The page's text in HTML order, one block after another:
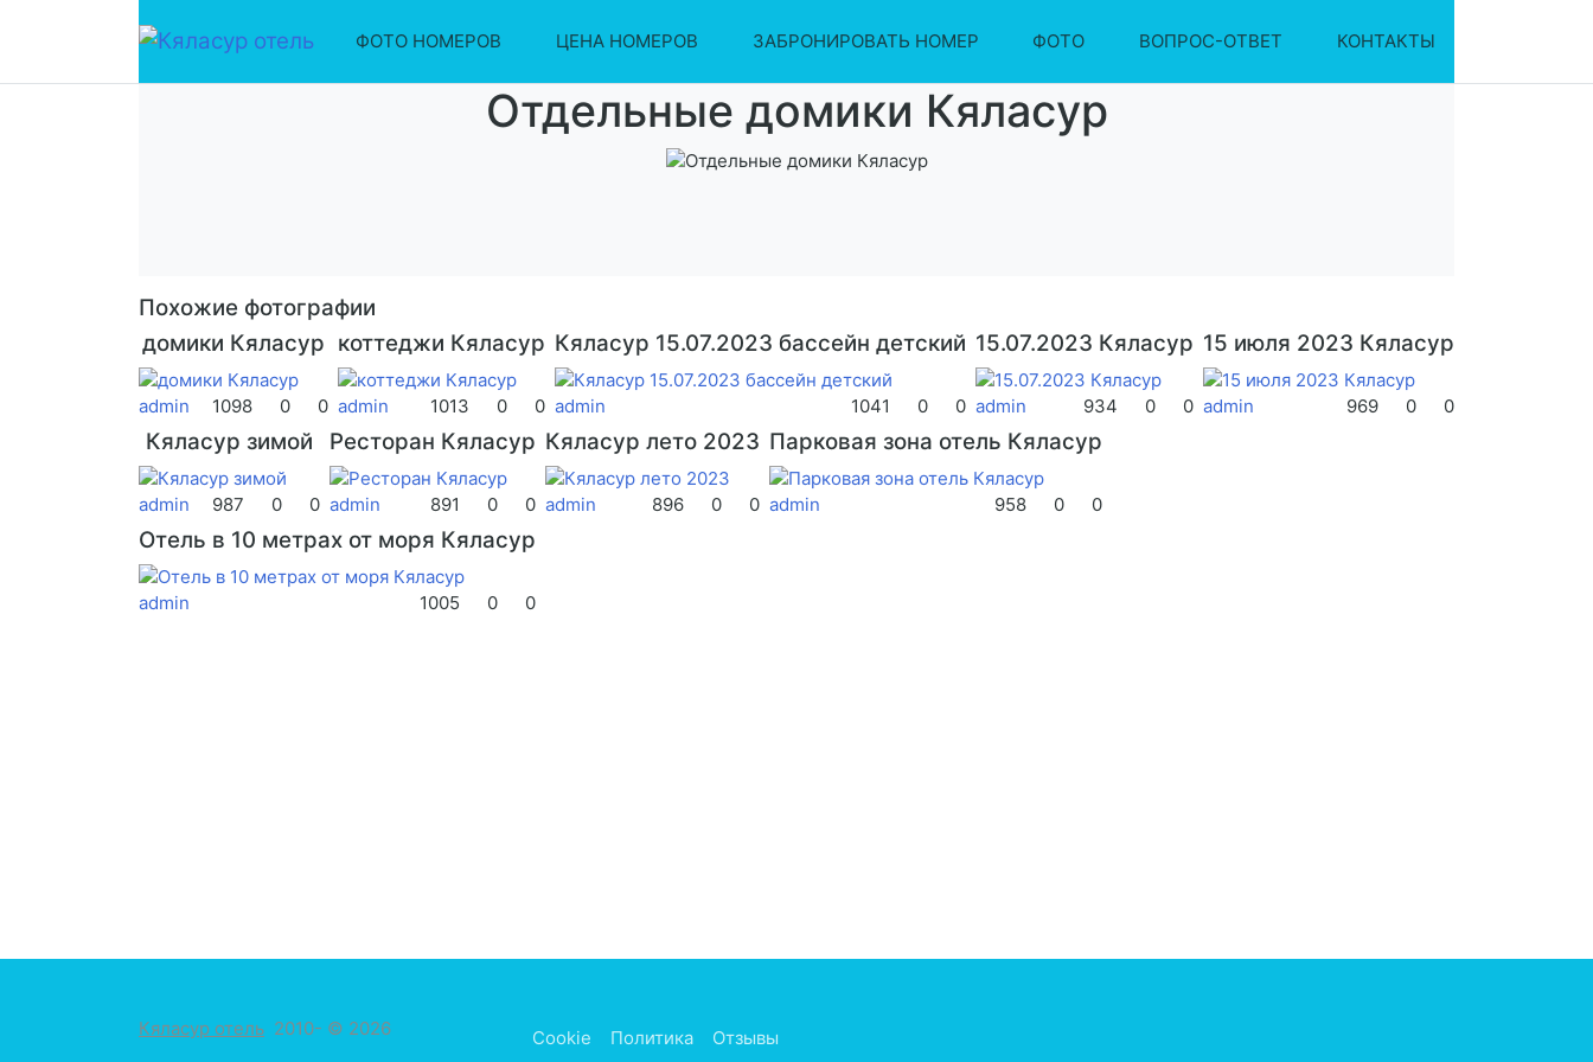
ФОТО НОМЕРОВ ЦЕНА НОМЕРОВ ЗАБРОНИРОВАТЬ НОМЕР ФОТО ВОПРОС-ОТВЕТ КОНТАКТЫ
Отдельные домики Кяласур
Похожие фотографии
домики Кяласур
admin 1098 0 0
коттеджи Кяласур
admin 1013 0 0
Кяласур 15.07.2023 бассейн детский
admin 1041 0 0
15.07.2023 Кяласур
admin 934 0 0
15 июля 2023 Кяласур
admin 969 0 0
Кяласур зимой
admin 987 0 0
Ресторан Кяласур
admin 891 0 0
Кяласур лето 2023
admin 896 0 0
Парковая зона отель Кяласур
admin 958 0 0
Отель в 10 метрах от моря Кяласур
admin 1005 0 0
Кяласур отель 2010- © 2026 Cookie Политика Отзывы